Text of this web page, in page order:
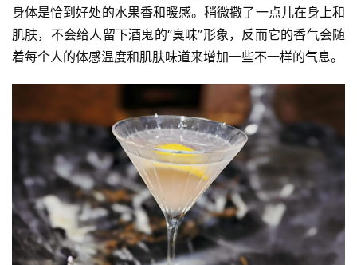
栏
目
题
简
讯
圈
子
身体是恰到好处的水果香和暖感。稍微撒了一点儿在身上和
肌肤，不会给人留下酒鬼的“臭味”形象，反而它的香气会随
着每个人的体感温度和肌肤味道来增加一些不一样的气息。